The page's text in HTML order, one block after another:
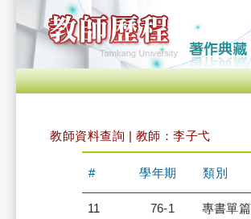
教師資料查詢 | 教師：李子弋
# 學年期 類別
11 76-1 專書單篇